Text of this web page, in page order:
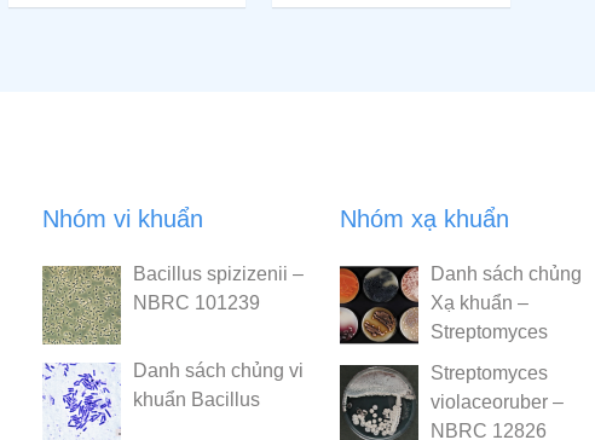
Nhóm vi khuẩn
Bacillus spizizenii –
NBRC 101239
Danh sách chủng vi
khuẩn Bacillus
Nhóm xạ khuẩn
Danh sách chủng
Xạ khuẩn –
Streptomyces
Streptomyces
violaceoruber –
NBRC 12826